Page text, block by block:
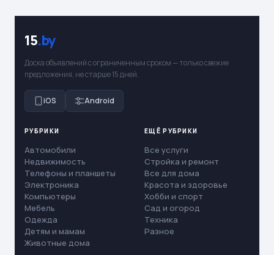
15.by
Доска объявлений с ограниченным сроком — только свежие
предложения, не старше 15 дней.
iOS Android
РУБРИКИ
Автомобили
Недвижимость
Телефоны и планшеты
Электроника
Компьютеры
Мебель
Одежда
Детям и мамам
Животные дома
ЕЩЁ РУБРИКИ
Все услуги
Стройка и ремонт
Все для дома
Красота и здоровье
Хобби и спорт
Сад и огород
Техника
Разное